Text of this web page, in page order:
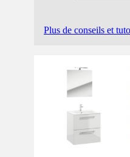
Plus de conseils et